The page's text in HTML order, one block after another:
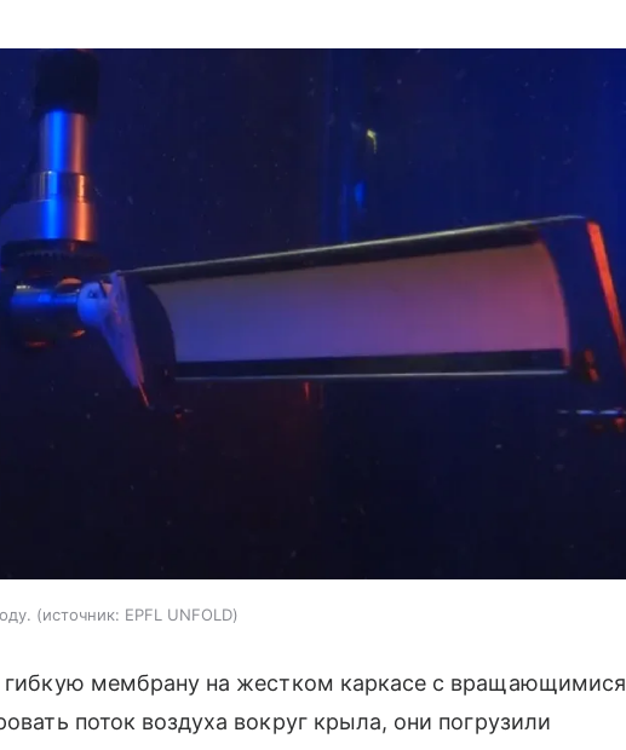
источник: EPFL UNFOLD
гибкую мембрану на жестком каркасе с вращающимися
поток воздуха вокруг крыла, они погрузили